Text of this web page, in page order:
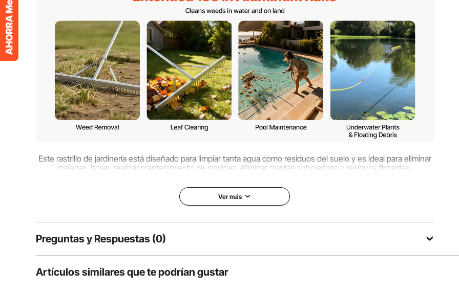
Peso neto 5,73 libras / 2,6 kg
Dimensiones del producto 133,07 x 36 x 4,92 pulgadas / 3380 x 914 x 125 mm
Este rastrillo de jardinería está diseñado para limpiar tanta agua como residuos del suelo y es ideal para eliminar
malezas, hojas, realizar mantenimiento de piscinas, eliminar plantas submarinas y residuos flotantes.
Ver más
Preguntas y Respuestas (0)
¿Es duradero el producto?
Artículos similares que te podrían gustar